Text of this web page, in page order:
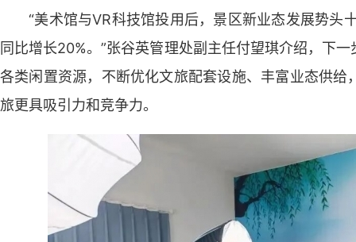
“美术馆与VR科技馆投用后，景区新业态发展势
同比增长20%。”张谷英管理处副主任付望琪介绍，下
各类闲置资源，不断优化文旅配套设施、丰富业态供
旅更具吸引力和竞争力。